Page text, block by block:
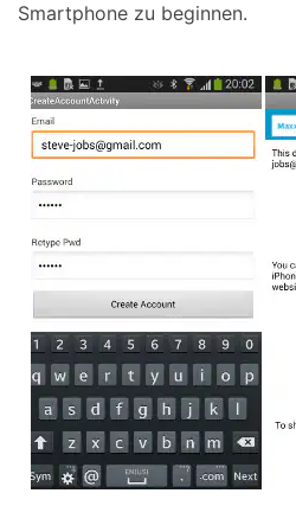
Smartphone zu beginnen.